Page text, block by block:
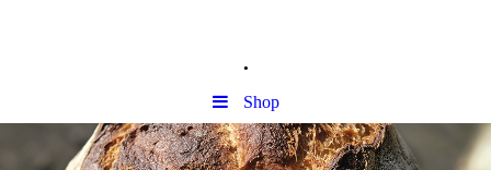
.
Shop